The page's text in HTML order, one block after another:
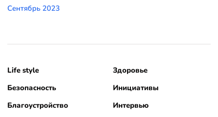
Сентябрь 2023
Life style
Безопасность
Благоустройство
Здоровье
Инициативы
Интервью